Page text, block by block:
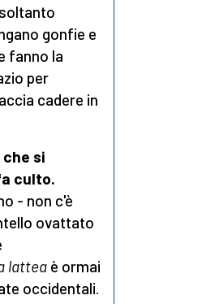
gonfie e
fanno la
per
cadere in
si
culto.
- non c'è
ovattato
lattea è ormai
occidentali.